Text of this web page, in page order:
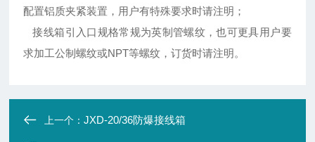
配置铝质夹紧装置，用户有特殊要求时请注明；
接线箱引入口规格常规为英制管螺纹，也可更具用户要
求加工公制螺纹或NPT等螺纹，订货时请注明。
上一个：JXD-20/36防爆接线箱